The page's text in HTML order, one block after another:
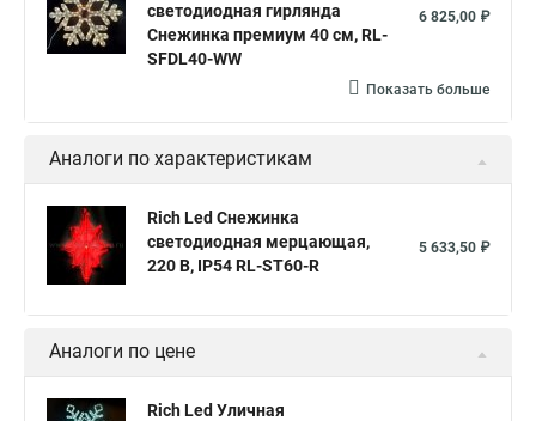
светодиодная гирлянда
Снежинка премиум 40 см, RL-
SFDL40-WW
6 825,00 ₽
Показать больше
Аналоги по характеристикам
Rich Led Снежинка
светодиодная мерцающая,
220 B, IP54 RL-ST60-R
5 633,50 ₽
Аналоги по цене
Rich Led Уличная